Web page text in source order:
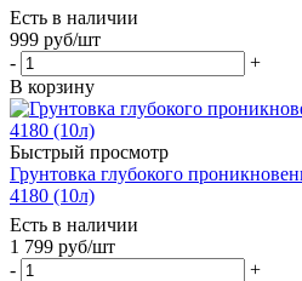
Есть в наличии
999 руб/шт
-
+
В корзину
Быстрый просмотр
Грунтовка глубокого
4180 (10л)
Есть в наличии
1 799 руб/шт
-
+